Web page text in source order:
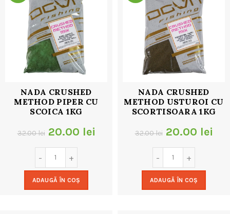
NADA CRUSHED
METHOD PIPER CU
SCOICA 1KG
32.00lei Prețul
inițial
a
fost:
20.00 lei
ADAUGĂ ÎN COȘ
NADA CRUSHED
METHOD USTUROI CU
SCORTISOARA 1KG
32.00lei Prețul
inițial
a
fost:
20.00 lei
ADAUGĂ ÎN COȘ